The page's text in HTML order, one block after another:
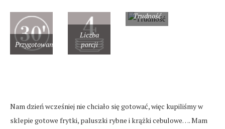
Przygotowanie
Liczba
porcji
Trudność
Nam dzień wcześniej nie chciało się gotować, więc kupiliśmy w
sklepie gotowe frytki, paluszki rybne i krążki cebulowe…. Mam